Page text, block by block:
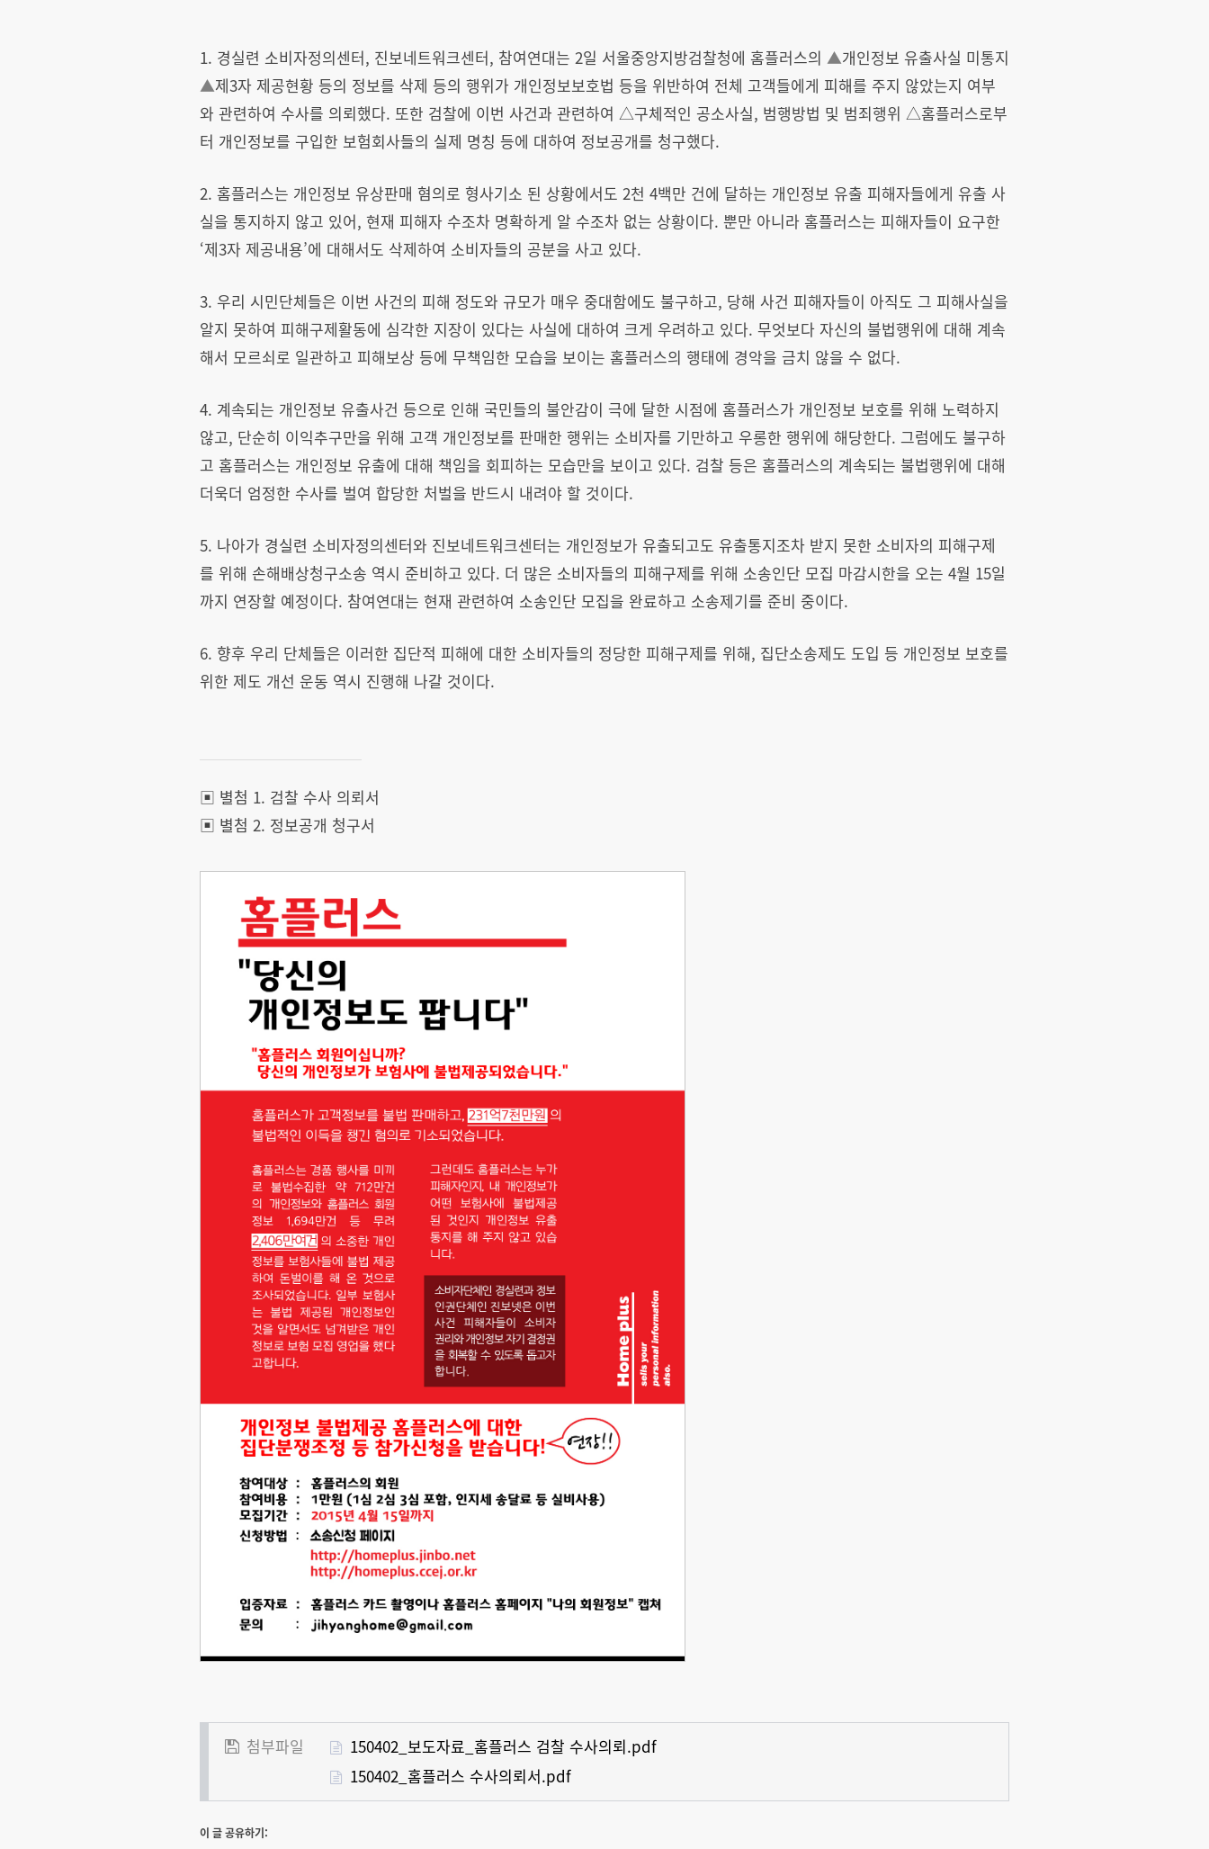
1. 경실련 소비자정의센터, 진보네트워크센터, 참여연대는 2일 서울중앙지방검찰청에 홈플러스의 ▲개인정보 유출사실 미통지
▲제3자 제공현황 등의 정보를 삭제 등의 행위가 개인정보보호법 등을 위반하여 전체 고객들에게 피해를 주지 않았는지 여부
와 관련하여 수사를 의뢰했다. 또한 검찰에 이번 사건과 관련하여 △구체적인 공소사실, 범행방법 및 범죄행위 △홈플러스로부
터 개인정보를 구입한 보험회사들의 실제 명칭 등에 대하여 정보공개를 청구했다.
2. 홈플러스는 개인정보 유상판매 혐의로 형사기소 된 상황에서도 2천 4백만 건에 달하는 개인정보 유출 피해자들에게 유출 사
실을 통지하지 않고 있어, 현재 피해자 수조차 명확하게 알 수조차 없는 상황이다. 뿐만 아니라 홈플러스는 피해자들이 요구한
‘제3자 제공내용’에 대해서도 삭제하여 소비자들의 공분을 사고 있다.
3. 우리 시민단체들은 이번 사건의 피해 정도와 규모가 매우 중대함에도 불구하고, 당해 사건 피해자들이 아직도 그 피해사실을
알지 못하여 피해구제활동에 심각한 지장이 있다는 사실에 대하여 크게 우려하고 있다. 무엇보다 자신의 불법행위에 대해 계속
해서 모르쇠로 일관하고 피해보상 등에 무책임한 모습을 보이는 홈플러스의 행태에 경악을 금치 않을 수 없다.
4. 계속되는 개인정보 유출사건 등으로 인해 국민들의 불안감이 극에 달한 시점에 홈플러스가 개인정보 보호를 위해 노력하지
않고, 단순히 이익추구만을 위해 고객 개인정보를 판매한 행위는 소비자를 기만하고 우롱한 행위에 해당한다. 그럼에도 불구하
고 홈플러스는 개인정보 유출에 대해 책임을 회피하는 모습만을 보이고 있다. 검찰 등은 홈플러스의 계속되는 불법행위에 대해
더욱더 엄정한 수사를 벌여 합당한 처벌을 반드시 내려야 할 것이다.
5. 나아가 경실련 소비자정의센터와 진보네트워크센터는 개인정보가 유출되고도 유출통지조차 받지 못한 소비자의 피해구제
를 위해 손해배상청구소송 역시 준비하고 있다. 더 많은 소비자들의 피해구제를 위해 소송인단 모집 마감시한을 오는 4월 15일
까지 연장할 예정이다. 참여연대는 현재 관련하여 소송인단 모집을 완료하고 소송제기를 준비 중이다.
6. 향후 우리 단체들은 이러한 집단적 피해에 대한 소비자들의 정당한 피해구제를 위해, 집단소송제도 도입 등 개인정보 보호를
위한 제도 개선 운동 역시 진행해 나갈 것이다.
▣ 별첨 1. 검찰 수사 의뢰서
▣ 별첨 2. 정보공개 청구서
첨부파일
150402_보도자료_홈플러스 검찰 수사의뢰.pdf
150402_홈플러스 수사의뢰서.pdf
이 글 공유하기: